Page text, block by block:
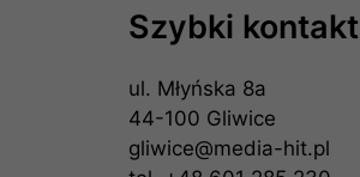
Szybki kontakt
ul. Młyńska 8a
44-100 Gliwice
gliwice@media-hit.pl